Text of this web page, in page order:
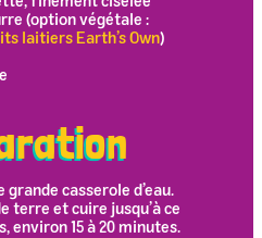
(option végétale :
laitiers Earth’s Own)
casserole d’eau.
terre et cuire jusqu’à ce
environ 15 à 20 minutes.